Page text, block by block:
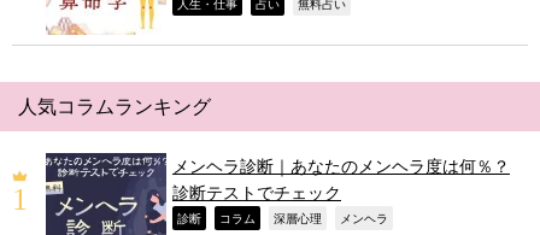
人生・仕事 占い 無料占い
人気コラムランキング
メンヘラ診断｜あなたのメンヘラ度は何％？
診断テストでチェック
診断 コラム 深層心理 メンヘラ